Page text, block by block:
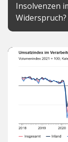
Insolvenzen
Widerspruch?